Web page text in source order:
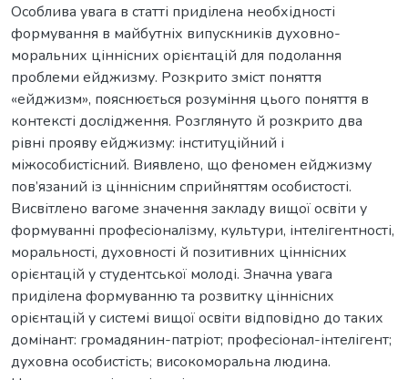
Особлива увага в статті приділена необхідності
формування в майбутніх випускників духовно-
моральних ціннісних орієнтацій для подолання
проблеми ейджизму. Розкрито зміст поняття
«ейджизм», пояснюється розуміння цього поняття в
контексті дослідження. Розглянуто й розкрито два
рівні прояву ейджизму: інституційний і
міжособистісний. Виявлено, що феномен ейджизму
пов’язаний із ціннісним сприйняттям особистості.
Висвітлено вагоме значення закладу вищої освіти у
формуванні професіоналізму, культури, інтелігентності,
моральності, духовності й позитивних ціннісних
орієнтацій у студентської молоді. Значна увага
приділена формуванню та розвитку ціннісних
орієнтацій у системі вищої освіти відповідно до таких
домінант: громадянин-патріот; професіонал-інтелігент;
духовна особистість; високоморальна людина.